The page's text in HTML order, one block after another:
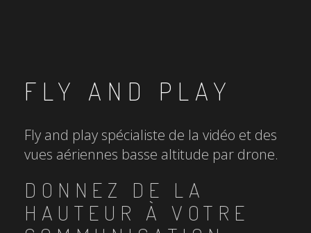
FLY AND PLAY
Fly and play spécialiste de la vidéo et des
vues aériennes basse altitude par drone.
DONNEZ DE LA
HAUTEUR À VOTRE